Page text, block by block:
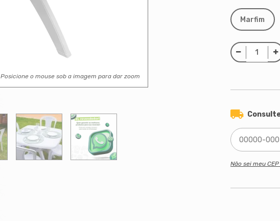
Posicione o mouse sob a imagem para dar zoom
Marfim
Não sei meu CEP